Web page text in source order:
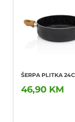
ŠERPA PLITKA
46,90 KM